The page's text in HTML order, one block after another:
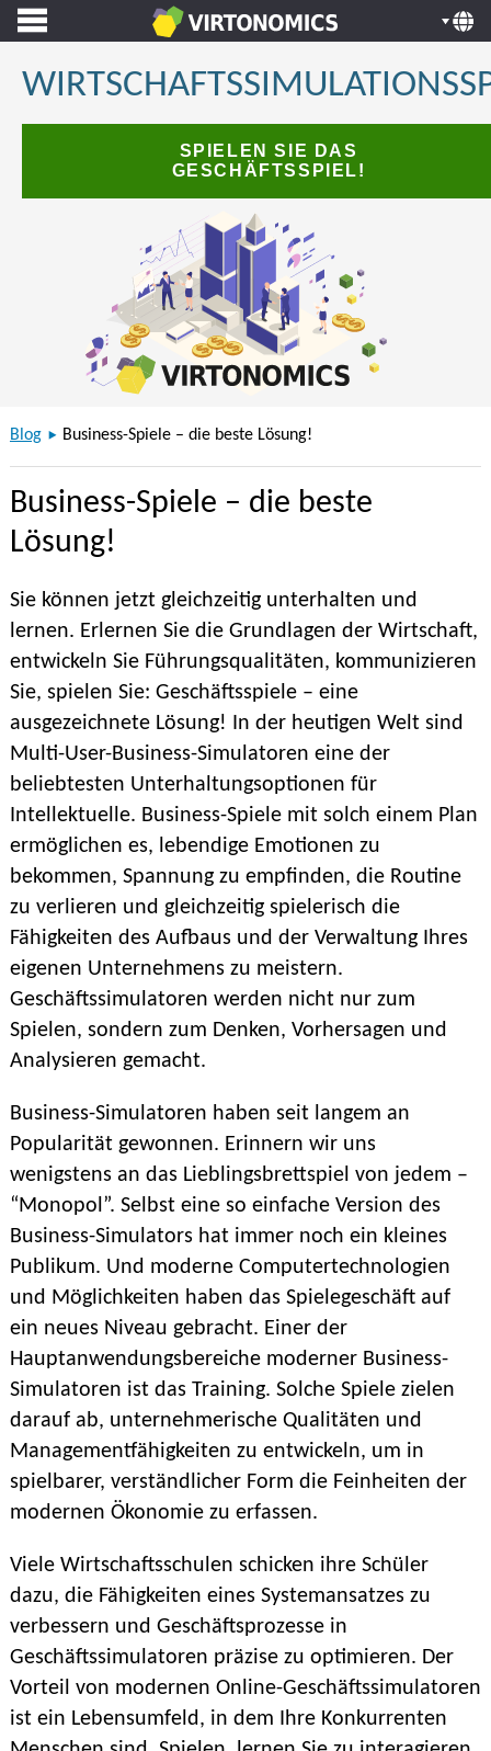
SPIELEN SIE DAS
GESCHÄFTSSPIEL!
Blog Business-Spiele – die beste Lösung!
Business-Spiele – die beste
Lösung!
Sie können jetzt gleichzeitig unterhalten und
lernen. Erlernen Sie die Grundlagen der Wirtschaft,
entwickeln Sie Führungsqualitäten, kommunizieren
Sie, spielen Sie: Geschäftsspiele – eine
ausgezeichnete Lösung! In der heutigen Welt sind
Multi-User-Business-Simulatoren eine der
beliebtesten Unterhaltungsoptionen für
Intellektuelle. Business-Spiele mit solch einem Plan
ermöglichen es, lebendige Emotionen zu
bekommen, Spannung zu empfinden, die Routine
zu verlieren und gleichzeitig spielerisch die
Fähigkeiten des Aufbaus und der Verwaltung Ihres
eigenen Unternehmens zu meistern.
Geschäftssimulatoren werden nicht nur zum
Spielen, sondern zum Denken, Vorhersagen und
Analysieren gemacht.
Business-Simulatoren haben seit langem an
Popularität gewonnen. Erinnern wir uns
wenigstens an das Lieblingsbrettspiel von jedem –
“Monopol”. Selbst eine so einfache Version des
Business-Simulators hat immer noch ein kleines
Publikum. Und moderne Computertechnologien
und Möglichkeiten haben das Spielegeschäft auf
ein neues Niveau gebracht. Einer der
Hauptanwendungsbereiche moderner Business-
Simulatoren ist das Training. Solche Spiele zielen
darauf ab, unternehmerische Qualitäten und
Managementfähigkeiten zu entwickeln, um in
spielbarer, verständlicher Form die Feinheiten der
modernen Ökonomie zu erfassen.
Viele Wirtschaftsschulen schicken ihre Schüler
dazu, die Fähigkeiten eines Systemansatzes zu
verbessern und Geschäftsprozesse in
Geschäftssimulatoren präzise zu optimieren. Der
Vorteil von modernen Online-Geschäftssimulatoren
ist ein Lebensumfeld, in dem Ihre Konkurrenten